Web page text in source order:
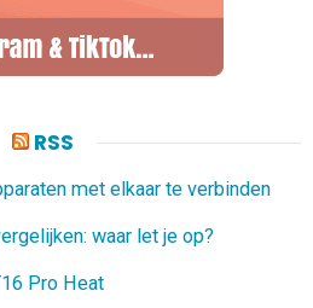
RSS
met elkaar te verbinden
waar let je op?
Pro Heat